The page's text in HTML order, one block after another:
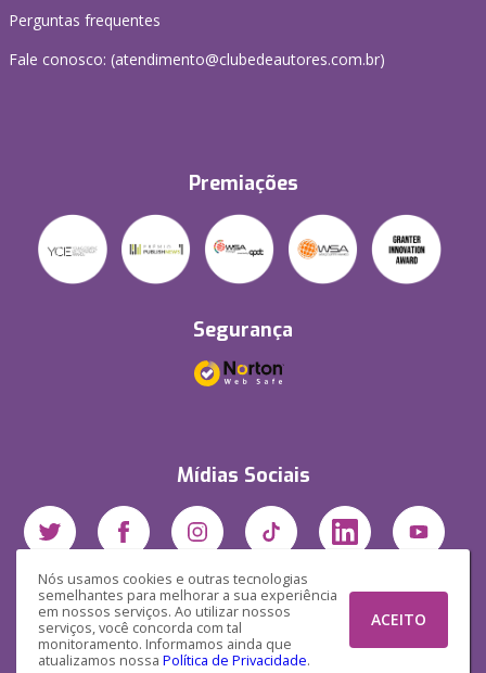
Nós usamos cookies e outras tecnologias
semelhantes para melhorar a sua experiência
em nossos serviços. Ao utilizar nossos
serviços, você concorda com tal
monitoramento. Informamos ainda que
atualizamos nossa Política de Privacidade.
ACEITO
Perguntas frequentes
Fale conosco: (atendimento@clubedeautores.com.br)
Premiações
Segurança
Mídias Sociais